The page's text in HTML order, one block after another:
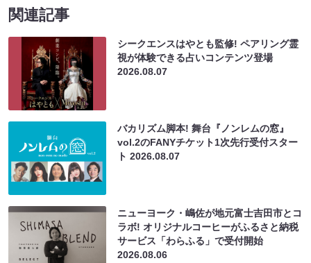
関連記事
シークエンスはやとも監修! ペアリング霊
視が体験できる占いコンテンツ登場
2026.08.07
バカリズム脚本! 舞台『ノンレムの窓』
vol.2のFANYチケット1次先行受付スター
ト2026.08.07
ニューヨーク・嶋佐が地元富士吉田市とコ
ラボ! オリジナルコーヒーがふるさと納税
サービス「わらふる」で受付開始
2026.08.06